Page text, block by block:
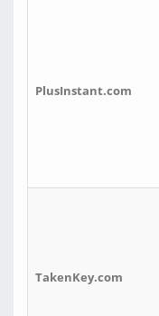
PlusInstant.com
TakenKey.com